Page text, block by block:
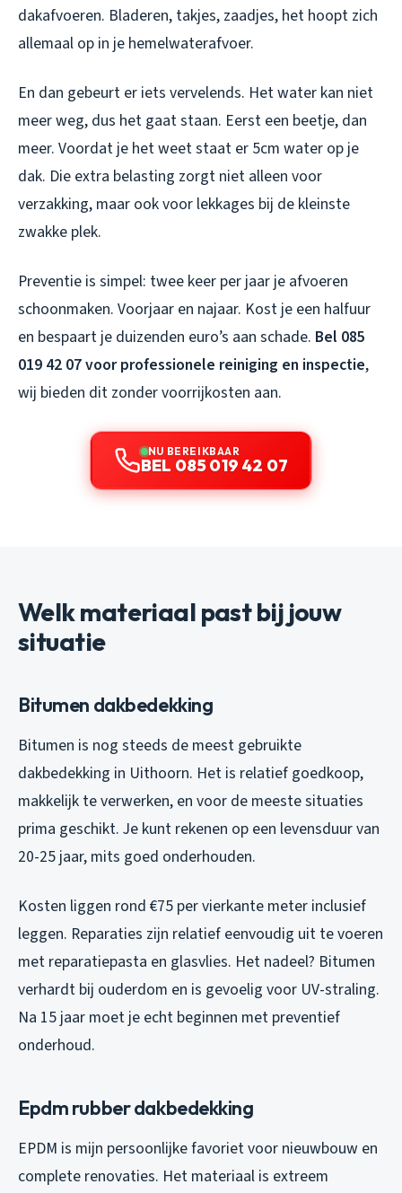
dakafvoeren. Bladeren, takjes, zaadjes, het hoopt zich
allemaal op in je hemelwaterafvoer.
En dan gebeurt er iets vervelends. Het water kan niet
meer weg, dus het gaat staan. Eerst een beetje, dan
meer. Voordat je het weet staat er 5cm water op je
dak. Die extra belasting zorgt niet alleen voor
verzakking, maar ook voor lekkages bij de kleinste
zwakke plek.
Preventie is simpel: twee keer per jaar je afvoeren
schoonmaken. Voorjaar en najaar. Kost je een halfuur
en bespaart je duizenden euro’s aan schade. Bel 085
019 42 07 voor professionele reiniging en inspectie,
wij bieden dit zonder voorrijkosten aan.
NU BEREIKBAAR
BEL 085 019 42 07
Welk materiaal past bij jouw
situatie
Bitumen dakbedekking
Bitumen is nog steeds de meest gebruikte
dakbedekking in Uithoorn. Het is relatief goedkoop,
makkelijk te verwerken, en voor de meeste situaties
prima geschikt. Je kunt rekenen op een levensduur van
20-25 jaar, mits goed onderhouden.
Kosten liggen rond €75 per vierkante meter inclusief
leggen. Reparaties zijn relatief eenvoudig uit te voeren
met reparatiepasta en glasvlies. Het nadeel? Bitumen
verhardt bij ouderdom en is gevoelig voor UV-straling.
Na 15 jaar moet je echt beginnen met preventief
onderhoud.
Epdm rubber dakbedekking
EPDM is mijn persoonlijke favoriet voor nieuwbouw en
complete renovaties. Het materiaal is extreem